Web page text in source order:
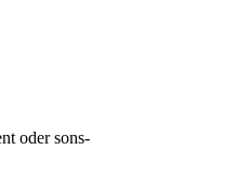
oder sons­